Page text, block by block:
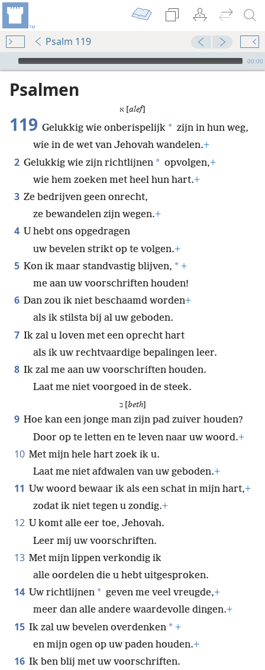
Psalm 119
Audio Player
00:00
Psalmen
alef]
119 Gelukkig wie onberispelijk * zijn in hun weg,
wie in de wet van Jehovah wandelen.+
2 Gelukkig wie zijn richtlijnen * opvolgen,+
wie hem zoeken met heel hun hart.+
3 Ze bedrijven geen onrecht,
ze bewandelen zijn wegen.+
4 U hebt ons opgedragen
uw bevelen strikt op te volgen.+
5 Kon ik maar standvastig blijven, * +
me aan uw voorschriften houden!
6 Dan zou ik niet beschaamd worden+
als ik stilsta bij al uw geboden.
7 Ik zal u loven met een oprecht hart
als ik uw rechtvaardige bepalingen leer.
8 Ik zal me aan uw voorschriften houden.
Laat me niet voorgoed in de steek.
ב [ beth]
9 Hoe kan een jonge man zijn pad zuiver houden?
Door op te letten en te leven naar uw woord.+
10 Met mijn hele hart zoek ik u.
Laat me niet afdwalen van uw geboden.+
11 Uw woord bewaar ik als een schat in mijn hart,+
zodat ik niet tegen u zondig.+
12 U komt alle eer toe, Jehovah.
Leer mij uw voorschriften.
13 Met mijn lippen verkondig ik
alle oordelen die u hebt uitgesproken.
14 Uw richtlijnen * geven me veel vreugde,+
meer dan alle andere waardevolle dingen.+
15 Ik zal uw bevelen overdenken * +
en mijn ogen op uw paden houden.+
16 Ik ben blij met uw voorschriften.